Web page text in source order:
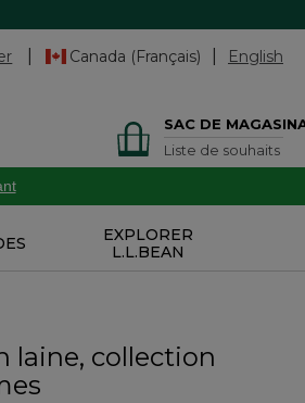
Canada (Français) English
SAC DE
Liste de souhaits
EXPLORER
L.L.BEAN
laine, collection